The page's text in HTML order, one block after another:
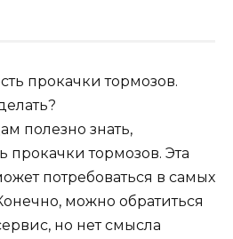
полезно знать,
прокачки тормозов. Эта
потребоваться в самых
можно обратиться
но нет смысла